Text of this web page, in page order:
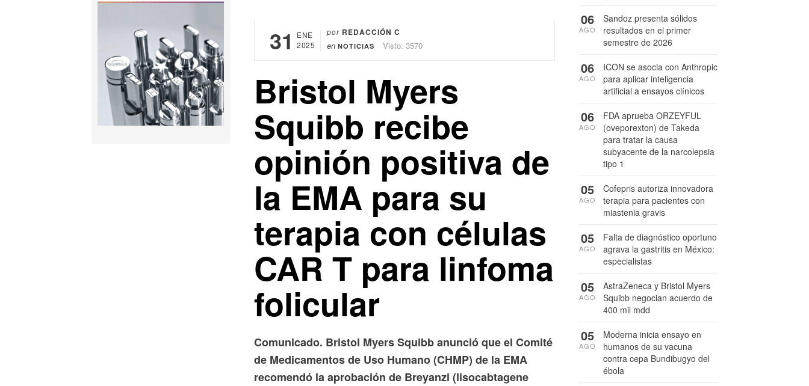
31
ENE
2025
por REDACCIÓN C
en NOTICIAS Visto: 3570
Bristol Myers
Squibb recibe
opinión positiva de
la EMA para su
terapia con células
CAR T para linfoma
folicular
Comunicado. Bristol Myers Squibb anunció que el Comité
de Medicamentos de Uso Humano (CHMP) de la EMA
recomendó la aprobación de Breyanzi (lisocabtagene
Sandoz presenta sólidos
resultados en el primer
semestre de 2026
06
AGO
ICON se asocia con Anthropic
para aplicar inteligencia
artificial a ensayos clínicos
06
AGO
FDA aprueba ORZEYFUL
(oveporexton) de Takeda
para tratar la causa
subyacente de la narcolepsia
tipo 1
06
AGO
Cofepris autoriza innovadora
terapia para pacientes con
miastenia gravis
05
AGO
Falta de diagnóstico oportuno
agrava la gastritis en México:
especialistas
05
AGO
AstraZeneca y Bristol Myers
Squibb negocian acuerdo de
400 mil mdd
05
AGO
Moderna inicia ensayo en
humanos de su vacuna
contra cepa Bundibugyo del
ébola
05
AGO